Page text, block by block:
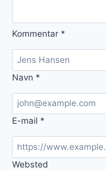
Kommentar *
Navn *
E-mail *
Websted